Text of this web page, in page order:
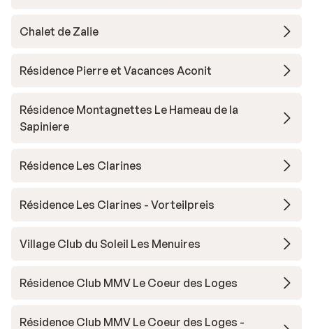
Chalet de Zalie
Résidence Pierre et Vacances Aconit
Résidence Montagnettes Le Hameau de la
Sapiniere
Résidence Les Clarines
Résidence Les Clarines - Vorteilpreis
Village Club du Soleil Les Menuires
Résidence Club MMV Le Coeur des Loges
Résidence Club MMV Le Coeur des Loges -